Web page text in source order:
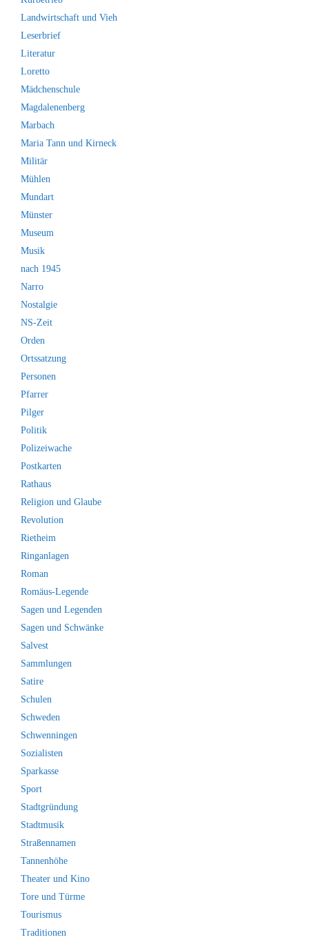
Landwirtschaft und Vieh
Leserbrief
Literatur
Loretto
Mädchenschule
Magdalenenberg
Marbach
Maria Tann und Kirneck
Militär
Mühlen
Mundart
Münster
Museum
Musik
nach 1945
Narro
Nostalgie
NS-Zeit
Orden
Ortssatzung
Personen
Pfarrer
Pilger
Politik
Polizeiwache
Postkarten
Rathaus
Religion und Glaube
Revolution
Rietheim
Ringanlagen
Roman
Romäus-Legende
Sagen und Legenden
Sagen und Schwänke
Salvest
Sammlungen
Satire
Schulen
Schweden
Schwenningen
Sozialisten
Sparkasse
Sport
Stadtgründung
Stadtmusik
Straßennamen
Tannenhöhe
Theater und Kino
Tore und Türme
Tourismus
Traditionen